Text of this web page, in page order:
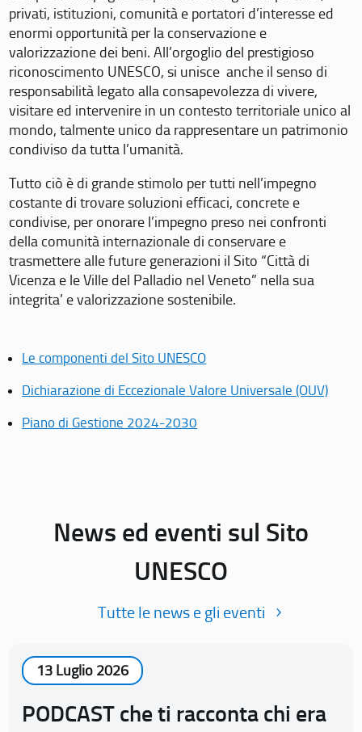
privati, istituzioni, comunità e portatori d’interesse ed
enormi opportunità per la conservazione e
valorizzazione dei beni. All’orgoglio del prestigioso
riconoscimento UNESCO, si unisce anche il senso di
responsabilità legato alla consapevolezza di vivere,
visitare ed intervenire in un contesto territoriale unico al
mondo, talmente unico da rappresentare un patrimonio
condiviso da tutta l’umanità.
Tutto ciò è di grande stimolo per tutti nell’impegno
costante di trovare soluzioni efficaci, concrete e
condivise, per onorare l’impegno preso nei confronti
della comunità internazionale di conservare e
trasmettere alle future generazioni il Sito “Città di
Vicenza e le Ville del Palladio nel Veneto” nella sua
integrita’ e valorizzazione sostenibile.
Le componenti del Sito UNESCO
Dichiarazione di Eccezionale Valore Universale (OUV)
Piano di Gestione 2024-2030
News ed eventi sul Sito
UNESCO
Tutte le news e gli eventi
13 Luglio 2026
PODCAST che ti racconta chi era